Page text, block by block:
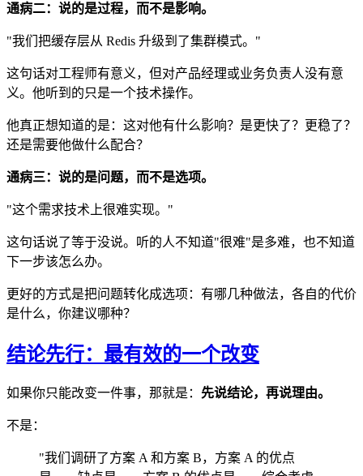
通病二：说的是过程，而不是影响。
"我们把缓存层从 Redis 升级到了集群模式。"
这句话对工程师有意义，但对产品经理或业务负责人没有意
义。他听到的只是一个技术操作。
他真正想知道的是：这对他有什么影响？是更快了？更稳了？
还是需要他做什么配合？
通病三：说的是问题，而不是选项。
"这个需求技术上很难实现。"
这句话说了等于没说。听的人不知道"很难"是多难，也不知道
下一步该怎么办。
更好的方式是把问题转化成选项：有哪几种做法，各自的代价
是什么，你建议哪种？
结论先行：最有效的一个改变
如果你只能改变一件事，那就是： 先说结论，再说理由。
不是：
"我们调研了方案 A 和方案 B，方案 A 的优点